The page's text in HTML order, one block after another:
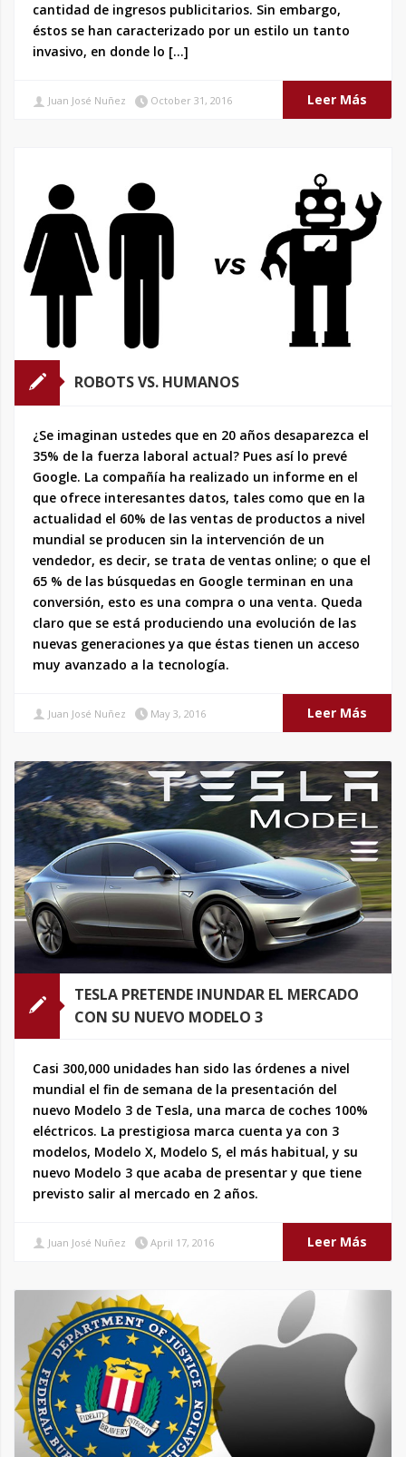
cantidad de ingresos publicitarios. Sin embargo,
éstos se han caracterizado por un estilo un tanto
invasivo, en donde lo […]
Juan José Nuñez October 31, 2016 Leer Más
ROBOTS VS. HUMANOS
¿Se imaginan ustedes que en 20 años desaparezca el
35% de la fuerza laboral actual? Pues así lo prevé
Google. La compañía ha realizado un informe en el
que ofrece interesantes datos, tales como que en la
actualidad el 60% de las ventas de productos a nivel
mundial se producen sin la intervención de un
vendedor, es decir, se trata de ventas online; o que el
65 % de las búsquedas en Google terminan en una
conversión, esto es una compra o una venta. Queda
claro que se está produciendo una evolución de las
nuevas generaciones ya que éstas tienen un acceso
muy avanzado a la tecnología.
Juan José Nuñez May 3, 2016 Leer Más
TESLA PRETENDE INUNDAR EL MERCADO
CON SU NUEVO MODELO 3
Casi 300,000 unidades han sido las órdenes a nivel
mundial el fin de semana de la presentación del
nuevo Modelo 3 de Tesla, una marca de coches 100%
eléctricos. La prestigiosa marca cuenta ya con 3
modelos, Modelo X, Modelo S, el más habitual, y su
nuevo Modelo 3 que acaba de presentar y que tiene
previsto salir al mercado en 2 años.
Juan José Nuñez April 17, 2016 Leer Más